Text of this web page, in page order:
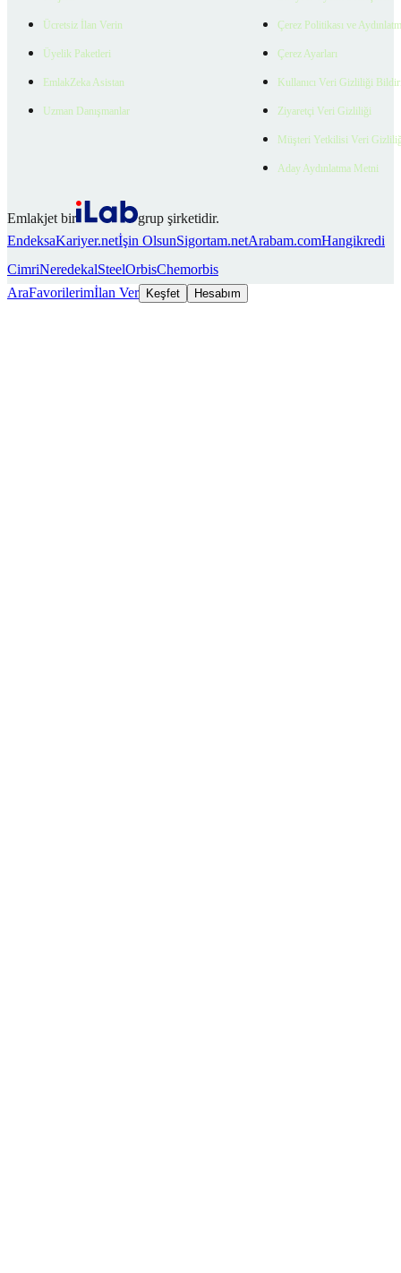
Ücretsiz İlan Verin
Üyelik Paketleri
EmlakZeka Asistan
Uzman Danışmanlar
Çerez Politikası ve
Çerez Ayarları
Kullanıcı Veri Gizliliği
Ziyaretçi Veri Gizliliği
Müşteri Yetkilisi Veri
Aday Aydınlatma Metni
Emlakjet bir
grup şirketidir.
EndeksaKariyer.netİşin OlsunSigortam.netArabam.comHangikredi
CimriNeredekalSteelOrbisChemorbis
AraFavorilerimİlan Ver Keşfet Hesabım